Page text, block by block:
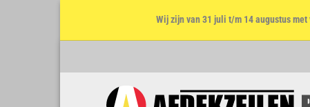
Wij zijn van 31 juli t/m 14 augustus